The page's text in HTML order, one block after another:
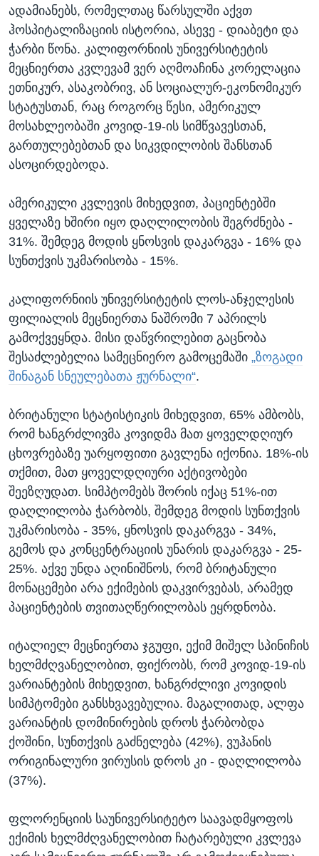
ადამიანებს, რომელთაც წარსულში აქვთ
ჰოსპიტალიზაციის ისტორია, ასევე - დიაბეტი და
ჭარბი წონა. კალიფორნიის უნივერსიტეტის
მეცნიერთა კვლევამ ვერ აღმოაჩინა კორელაცია
ეთნიკურ, ასაკობრივ, ან სოციალურ-ეკონომიკურ
სტატუსთან, რაც როგორც წესი, ამერიკულ
მოსახლეობაში კოვიდ-19-ის სიმწვავესთან,
გართულებებთან და სიკვდილობის შანსთან
ასოცირდებოდა.
ამერიკული კვლევის მიხედვით, პაციენტებში
ყველაზე ხშირი იყო დაღლილობის შეგრძნება -
31%. შემდეგ მოდის ყნოსვის დაკარგვა - 16% და
სუნთქვის უკმარისობა - 15%.
კალიფორნიის უნივერსიტეტის ლოს-ანჯელესის
ფილიალის მეცნიერთა ნაშრომი 7 აპრილს
გამოქვეყნდა. მისი დაწვრილებით გაცნობა
შესაძლებელია სამეცნიერო გამოცემაში „ზოგადი
შინაგან სნეულებათა ჟურნალი“.
ბრიტანული სტატისტიკის მიხედვით, 65% ამბობს,
რომ ხანგრძლივმა კოვიდმა მათ ყოველდღიურ
ცხოვრებაზე უარყოფითი გავლენა იქონია. 18%-ის
თქმით, მათ ყოველდღიური აქტივობები
შეეზღუდათ. სიმპტომებს შორის იქაც 51%-ით
დაღლილობა ჭარბობს, შემდეგ მოდის სუნთქვის
უკმარისობა - 35%, ყნოსვის დაკარგვა - 34%,
გემოს და კონცენტრაციის უნარის დაკარგვა - 25-
25%. აქვე უნდა აღინიშნოს, რომ ბრიტანული
მონაცემები არა ექიმების დაკვირვებას, არამედ
პაციენტების თვითაღწერილობას ეყრდნობა.
იტალიელ მეცნიერთა ჯგუფი, ექიმ მიშელ სპინიჩის
ხელმძღვანელობით, ფიქრობს, რომ კოვიდ-19-ის
ვარიანტების მიხედვით, ხანგრძლივი კოვიდის
სიმპტომები განსხვავებულია. მაგალითად, ალფა
ვარიანტის დომინირების დროს ჭარბობდა
ქოშინი, სუნთქვის გაძნელება (42%), ვუჰანის
ორიგინალური ვირუსის დროს კი - დაღლილობა
(37%).
ფლორენციის საუნივერსიტეტო საავადმყოფოს
ექიმის ხელმძღვანელობით ჩატარებული კვლევა